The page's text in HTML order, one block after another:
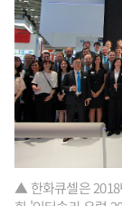
▲ 한화큐셀은 2018